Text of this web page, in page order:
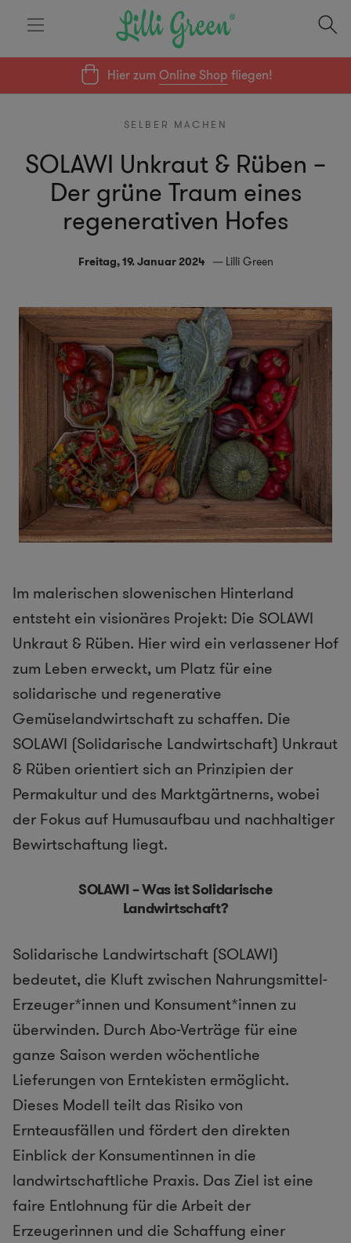
Hier zumOnline Shop fliegen!
SELBER MACHEN
SOLAWI Unkraut & Rüben –
Der grüne Traum eines
regenerativen Hofes
Freitag, 19. Januar 2024 Lilli Green
Im malerischen slowenischen Hinterland
entsteht ein visionäres Projekt: Die SOLAWI
Unkraut & Rüben. Hier wird ein verlassener Hof
zum Leben erweckt, um Platz für eine
solidarische und regenerative
Gemüselandwirtschaft zu schaffen. Die
SOLAWI (Solidarische Landwirtschaft) Unkraut
& Rüben orientiert sich an Prinzipien der
Permakultur und des Marktgärtnerns, wobei
der Fokus auf Humusaufbau und nachhaltiger
Bewirtschaftung liegt.
SOLAWI – Was ist Solidarische
Landwirtschaft?
Solidarische Landwirtschaft (SOLAWI)
bedeutet, die Kluft zwischen Nahrungsmittel-
Erzeuger*innen und Konsument*innen zu
überwinden. Durch Abo-Verträge für eine
ganze Saison werden wöchentliche
Lieferungen von Erntekisten ermöglicht.
Dieses Modell teilt das Risiko von
Ernteausfällen und fördert den direkten
Einblick der Konsumentinnen in die
landwirtschaftliche Praxis. Das Ziel ist eine
faire Entlohnung für die Arbeit der
Erzeugerinnen und die Schaffung einer